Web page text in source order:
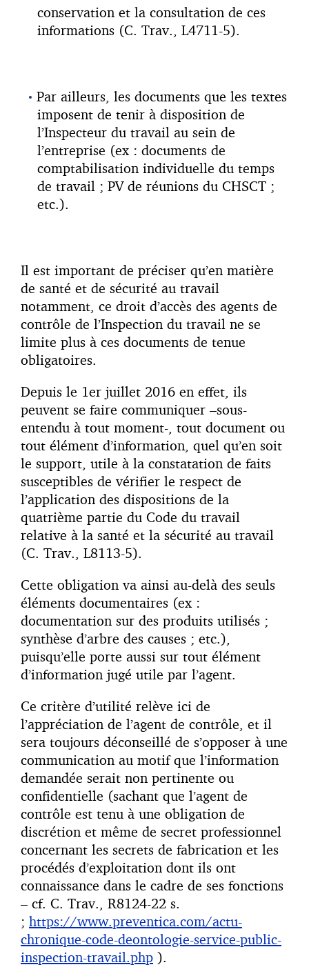
conservation et la consultation de ces
informations (C. Trav., L4711-5).
Par ailleurs, les documents que les textes
imposent de tenir à disposition de
l’Inspecteur du travail au sein de
l’entreprise (ex : documents de
comptabilisation individuelle du temps
de travail ; PV de réunions du CHSCT ;
etc.).
Il est important de préciser qu’en matière
de santé et de sécurité au travail
notamment, ce droit d’accès des agents de
contrôle de l’Inspection du travail ne se
limite plus à ces documents de tenue
obligatoires.
Depuis le 1er juillet 2016 en effet, ils
peuvent se faire communiquer –sous-
entendu à tout moment-, tout document ou
tout élément d’information, quel qu’en soit
le support, utile à la constatation de faits
susceptibles de vérifier le respect de
l’application des dispositions de la
quatrième partie du Code du travail
relative à la santé et la sécurité au travail
(C. Trav., L8113-5).
Cette obligation va ainsi au-delà des seuls
éléments documentaires (ex :
documentation sur des produits utilisés ;
synthèse d’arbre des causes ; etc.),
puisqu’elle porte aussi sur tout élément
d’information jugé utile par l’agent.
Ce critère d’utilité relève ici de
l’appréciation de l’agent de contrôle, et il
sera toujours déconseillé de s’opposer à une
communication au motif que l’information
demandée serait non pertinente ou
confidentielle (sachant que l’agent de
contrôle est tenu à une obligation de
discrétion et même de secret professionnel
concernant les secrets de fabrication et les
procédés d’exploitation dont ils ont
connaissance dans le cadre de ses fonctions
– cf. C. Trav., R8124-22 s.
; https://www.preventica.com/actu-
chronique-code-deontologie-service-public-
inspection-travail.php ).